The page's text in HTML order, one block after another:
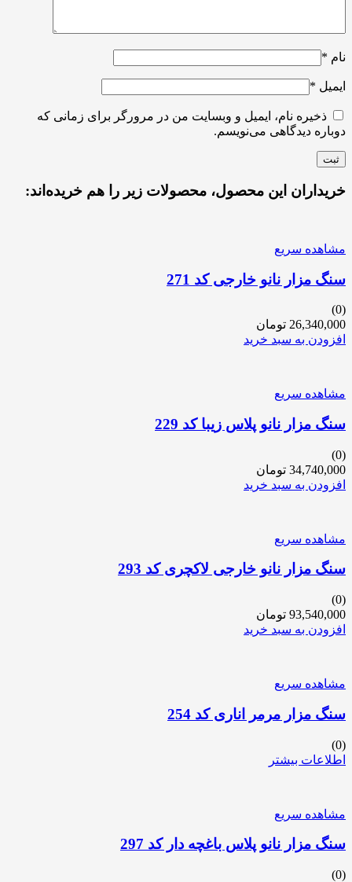
نام *
ایمیل *
ذخیره نام، ایمیل و وبسایت من در مرورگر برای زمانی که
دوباره دیدگاهی می‌نویسم.
خریداران این محصول، محصولات زیر را هم خریده‌اند:
مشاهده سریع
سنگ مزار نانو خارجی کد 271
(0)
26,340,000 تومان
افزودن به سبد خرید
مشاهده سریع
سنگ مزار نانو پلاس زیبا کد 229
(0)
34,740,000 تومان
افزودن به سبد خرید
مشاهده سریع
سنگ مزار نانو خارجی لاکچری کد 293
(0)
93,540,000 تومان
افزودن به سبد خرید
مشاهده سریع
سنگ مزار مرمر اناری کد 254
(0)
اطلاعات بیشتر
مشاهده سریع
سنگ مزار نانو پلاس باغچه دار کد 297
(0)